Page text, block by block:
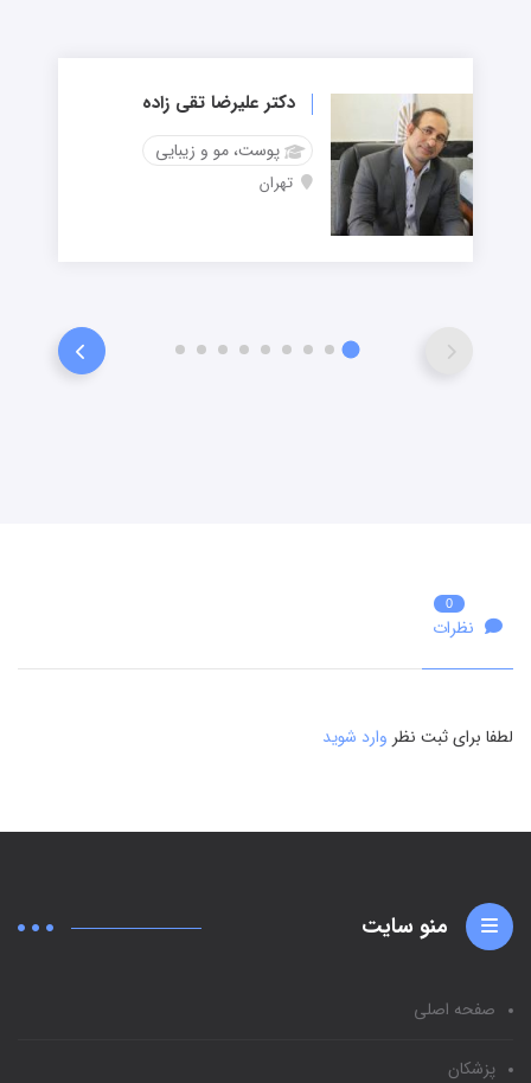
دکتر علیرضا تقی زاده
پوست، مو و زیبایی
تهران
نظرات
0
لطفا برای ثبت نظر وارد شوید
منو سایت
صفحه اصلی
پزشکان